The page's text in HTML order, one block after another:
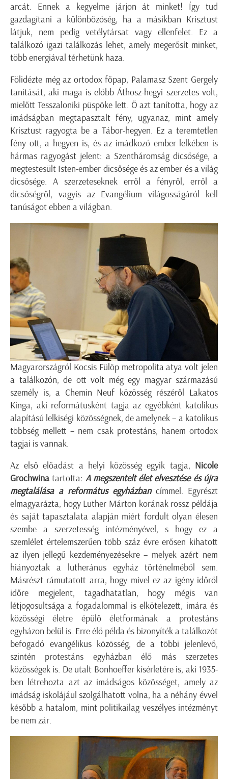
arcát. Ennek a kegyelme járjon át minket! Így tud
gazdagítani a különbözőség, ha a másikban Krisztust
látjuk, nem pedig vetélytársat vagy ellenfelet. Ez a
találkozó igazi találkozás lehet, amely megerősít minket,
több energiával térhetünk haza.
Fölidézte még az ortodox főpap, Palamasz Szent Gergely
tanítását, aki maga is előbb Áthosz-hegyi szerzetes volt,
mielőtt Tesszaloniki püspöke lett. Ő azt tanította, hogy az
imádságban megtapasztalt fény, ugyanaz, mint amely
Krisztust ragyogta be a Tábor-hegyen. Ez a teremtetlen
fény ott, a hegyen is, és az imádkozó ember lelkében is
hármas ragyogást jelent: a Szentháromság dicsősége, a
megtestesült Isten-ember dicsősége és az ember és a világ
dicsősége. A szerzeteseknek erről a fényről, erről a
dicsőségről, vagyis az Evangélium világosságáról kell
tanúságot ebben a világban.
Magyarországról Kocsis Fülöp metropolita atya volt jelen
a találkozón, de ott volt még egy magyar származású
személy is, a Chemin Neuf közösség részéről Lakatos
Kinga, aki reformátusként tagja az egyébként katolikus
alapítású lelkiségi közösségnek, de amelynek – a katolikus
többség mellett – nem csak protestáns, hanem ortodox
tagjai is vannak.
Az első előadást a helyi közösség egyik tagja, Nicole
Grochwinatartotta: A megszentelt élet elvesztése és újra
megtalálása a református egyházbancímmel. Egyrészt
elmagyarázta, hogy Luther Márton korának rossz példája
és saját tapasztalata alapján miért fordult olyan élesen
szembe a szerzetesség intézményével, s hogy ez a
szemlélet értelemszerűen több száz évre erősen kihatott
az ilyen jellegű kezdeményezésekre – melyek azért nem
hiányoztak a lutheránus egyház történelméből sem.
Másrészt rámutatott arra, hogy mivel ez az igény időről
időre megjelent, tagadhatatlan, hogy mégis van
létjogosultsága a fogadalommal is elkötelezett, imára és
közösségi életre épülő életformának a protestáns
egyházon belül is. Erre élő példa és bizonyíték a találkozót
befogadó evangélikus közösség, de a többi jelenlevő,
szintén protestáns egyházban élő más szerzetes
közösségek is. De utalt Bonhoeffer kísérletére is, aki 1935-
ben létrehozta azt az imádságos közösséget, amely az
imádság iskolájául szolgálhatott volna, ha a néhány évvel
később a hatalom, mint politikailag veszélyes intézményt
be nem zár.